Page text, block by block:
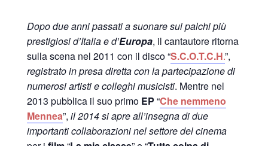
Dopo due anni passati a suonare sui palchi più
prestigiosi d’Italia e d’Europa, il cantautore ritorna
sulla scena nel 2011 con il disco “S.C.O.T.C.H.”,
registrato in presa diretta con la partecipazione di
numerosi artisti e colleghi musicisti. Mentre nel
2013 pubblica il suo primo EP “Che nemmeno
Mennea”, il 2014 si apre all’insegna di due
importanti collaborazioni nel settore del cinema